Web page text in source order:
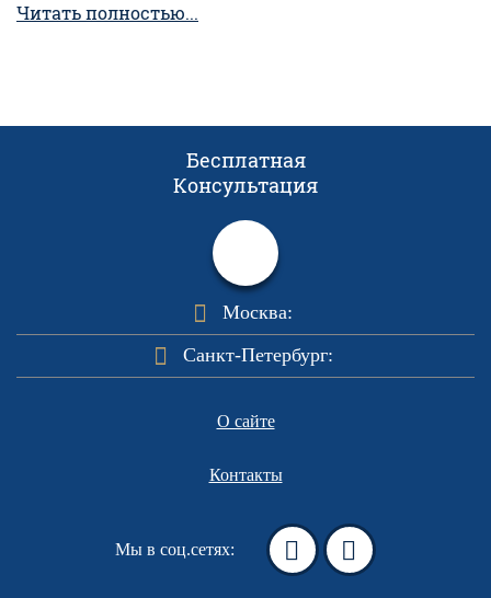
Читать полностью...
Бесплатная
Консультация
Москва:
Санкт-Петербург:
О сайте
Контакты
Мы в соц.сетях: